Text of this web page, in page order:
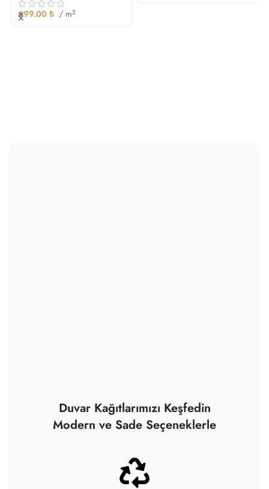
699.00 ₺ / m2
Duvar Kağıtlarımızı Keşfedin
Modern ve Sade Seçeneklerle